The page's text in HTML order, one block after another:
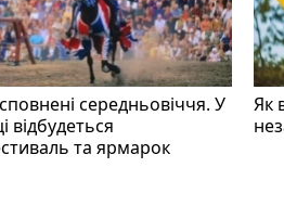
сповнені середньовіччя. У
відбудеться
та ярмарок
Як